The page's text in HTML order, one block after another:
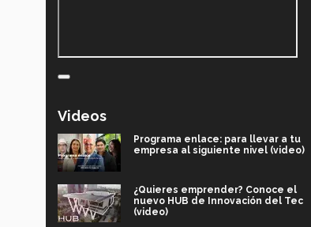
Videos
Programa enlace: para llevar a tu
empresa al siguiente nivel (video)
¿Quieres emprender? Conoce el
nuevo HUB de Innovación del Tec
(video)